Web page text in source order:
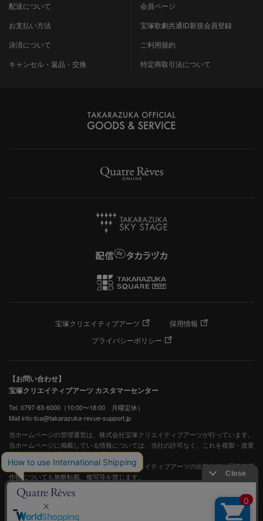
配送について
お支払い方法
決済について
キャンセル・返品・交換
会員ページ
宝塚歌劇共通ID新規会員登録
ご利用規約
特定商取引法について
宝塚クリエイティブアーツ
採用情報
プライバシーポリシー
【お問い合わせ】
宝塚クリエイティブアーツ カスタマーセンター
Tel. 0797-83-6000（10:00〜18:00 月曜定休）
Mail info-tca@takarazuka-revue-support.jp
当ホームページの管理運営は、株式会社宝塚クリエイティブアーツが行っています。
当ホームページに掲載している情報については、当社の許可なく、これを複製・改変
することを固く禁止します。
また、阪急電鉄並びに宝塚歌劇団、宝塚クリエイティブアーツの出版物ほか写真等著
作物についても無断転載、複写等を禁じます。
宝塚歌劇公式ホームページ
JASRAC許諾番号：S0507081515